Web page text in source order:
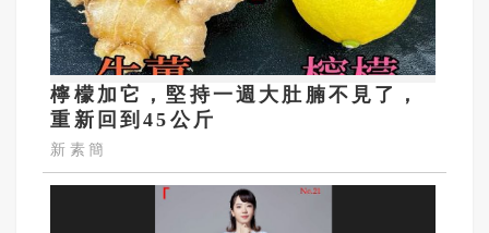
檸檬加它，堅持一週大肚腩不見了，
重新回到45公斤
新素簡